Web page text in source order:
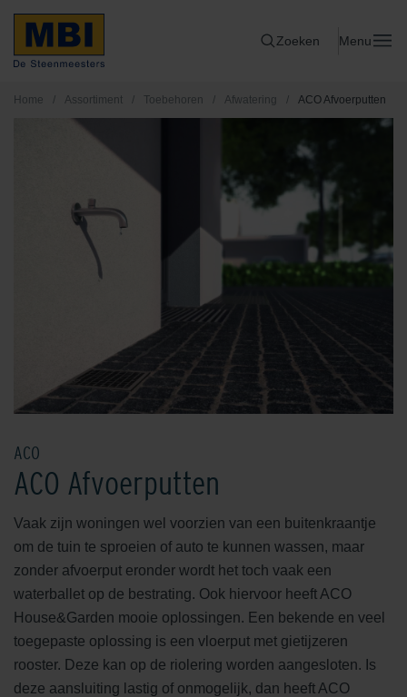
Zoeken Menu
Home / Assortiment / Toebehoren / Afwatering / ACO Afvoerputten
ACO
ACO Afvoerputten
Vaak zijn woningen wel voorzien van een buitenkraantje
om de tuin te sproeien of auto te kunnen wassen, maar
zonder afvoerput eronder wordt het toch vaak een
waterballet op de bestrating. Ook hiervoor heeft ACO
House&Garden mooie oplossingen. Een bekende en veel
toegepaste oplossing is een vloerput met gietijzeren
rooster. Deze kan op de riolering worden aangesloten. Is
deze aansluiting lastig of onmogelijk, dan heeft ACO